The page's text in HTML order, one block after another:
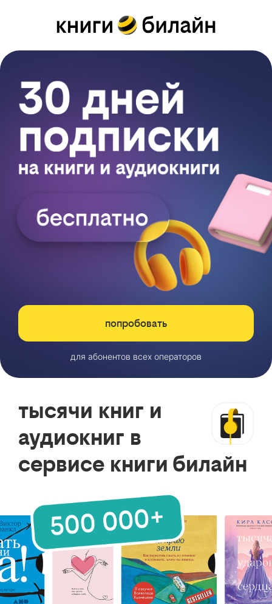
попробовать
для абонентов всех операторов
тысячи книг и
аудиокниг в
сервисе книги билайн